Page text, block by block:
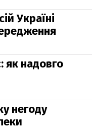
Україні
як надовго
негоду